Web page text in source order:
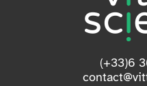
(+33)6